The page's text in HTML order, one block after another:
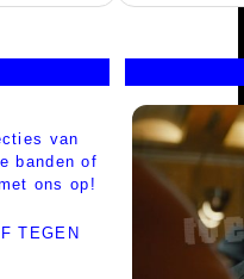
van
banden of
ons op!
TEGEN